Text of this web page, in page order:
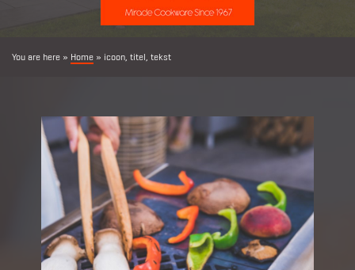
You are here » Home » icoon, titel, tekst